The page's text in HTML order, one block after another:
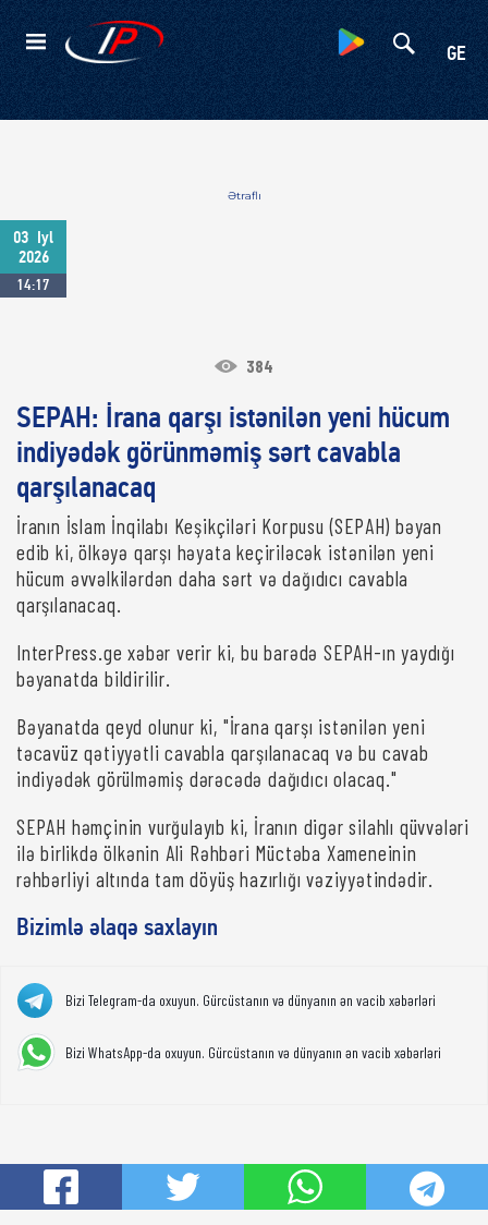
GE
Kateqoriyalar
Ətraflı
03
Iyl
2026
14:17
384
SEPAH: İrana qarşı istənilən yeni hücum
indiyədək görünməmiş sərt cavabla
qarşılanacaq
İranın İslam İnqilabı Keşikçiləri Korpusu (SEPAH) bəyan
edib ki, ölkəyə qarşı həyata keçiriləcək istənilən yeni
hücum əvvəlkilərdən daha sərt və dağıdıcı cavabla
qarşılanacaq.
InterPress.ge xəbər verir ki, bu barədə SEPAH-ın yaydığı
bəyanatda bildirilir.
Bəyanatda qeyd olunur ki, "İrana qarşı istənilən yeni
təcavüz qətiyyətli cavabla qarşılanacaq və bu cavab
indiyədək görülməmiş dərəcədə dağıdıcı olacaq."
SEPAH həmçinin vurğulayıb ki, İranın digər silahlı qüvvələri
ilə birlikdə ölkənin Ali Rəhbəri Müctəba Xameneinin
rəhbərliyi altında tam döyüş hazırlığı vəziyyətindədir.
Bizimlə əlaqə saxlayın
Bizi Telegram-da oxuyun. Gürcüstanın və dünyanın ən vacib xəbərləri
Bizi WhatsApp-da oxuyun. Gürcüstanın və dünyanın ən vacib xəbərləri